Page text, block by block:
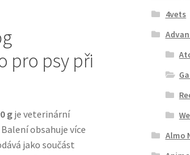
pro psy při
gje veterinární
obsahuje více
jako součást
4vets
Almo